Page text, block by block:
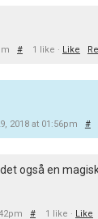
# 1 like · Like
2018 at 01:56pm #
også en
# 1 like · Like